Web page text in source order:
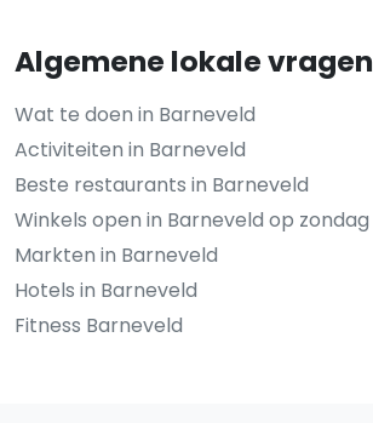
Algemene lokale vragen
Wat te doen in Barneveld
Activiteiten in Barneveld
Beste restaurants in Barneveld
Winkels open in Barneveld op zondag
Markten in Barneveld
Hotels in Barneveld
Fitness Barneveld